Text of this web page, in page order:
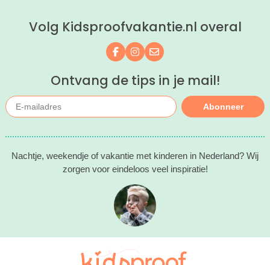
Volg Kidsproofvakantie.nl overal
Volg ons op Facebook
Volg ons op Instagram
Mail ons
Ontvang de tips in je mail!
Abonneer
Nachtje, weekendje of vakantie met kinderen in Nederland? Wij
zorgen voor eindeloos veel inspiratie!